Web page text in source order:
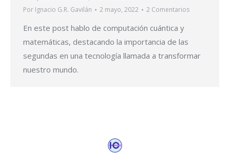
Por Ignacio G.R. Gavilán 2 mayo, 2022 2 Comentarios
En este post hablo de computación cuántica y
matemáticas, destacando la importancia de las
segundas en una tecnología llamada a transformar
nuestro mundo.